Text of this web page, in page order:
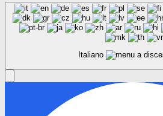
Italiano